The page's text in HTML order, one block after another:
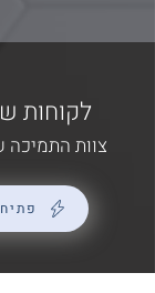
לקוחות
צוות התמיכה